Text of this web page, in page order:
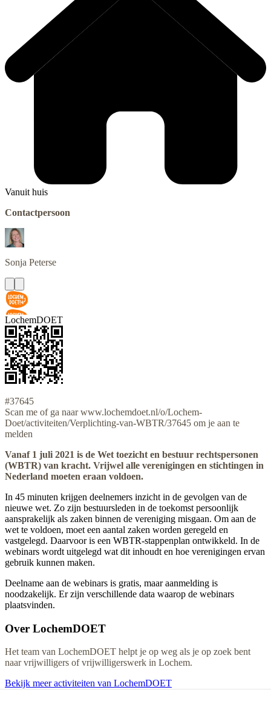
Vanuit huis
Contactpersoon
Sonja Peterse
LochemDOET
#37645
Scan me of ga naar www.lochemdoet.nl/o/Lochem-
Doet/activiteiten/Verplichting-van-WBTR/37645 om je aan te
melden
Vanaf 1 juli 2021 is de Wet toezicht en bestuur rechtspersonen
(WBTR) van kracht. Vrijwel alle verenigingen en stichtingen in
Nederland moeten eraan voldoen.
In 45 minuten krijgen deelnemers inzicht in de gevolgen van de
nieuwe wet. Zo zijn bestuursleden in de toekomst persoonlijk
aansprakelijk als zaken binnen de vereniging misgaan. Om aan de
wet te voldoen, moet een aantal zaken worden geregeld en
vastgelegd. Daarvoor is een WBTR-stappenplan ontwikkeld. In de
webinars wordt uitgelegd wat dit inhoudt en hoe verenigingen ervan
gebruik kunnen maken.
Deelname aan de webinars is gratis, maar aanmelding is
noodzakelijk. Er zijn verschillende data waarop de webinars
plaatsvinden.
Over LochemDOET
Het team van LochemDOET helpt je op weg als je op zoek bent
naar vrijwilligers of vrijwilligerswerk in Lochem.
Bekijk meer activiteiten van LochemDOET